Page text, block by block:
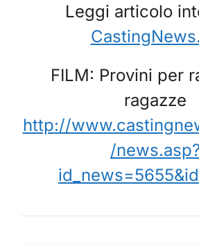
Leggi articolo
FILM: Provini per
ragazze
http://
/news.asp?